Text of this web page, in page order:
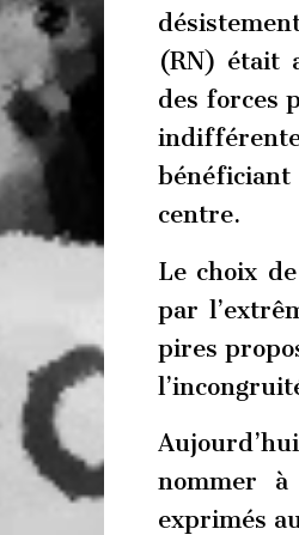
(RN) était
des forces
centre.
Le choix
par
pires
nommer
exprimés